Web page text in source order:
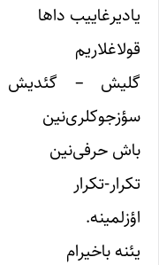
یادیرغاییب داها
قولاغلاریم
گلیش – گئدیش
سؤزجوکلری‌نین
باش حرفی‌نین
تکرار-تکرار
اؤزلمینه.
یئنه باخیرام